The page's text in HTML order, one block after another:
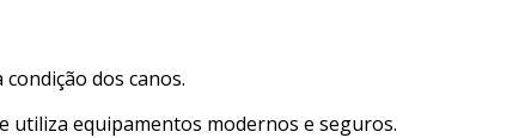
dos canos.
utiliza equipamentos modernos e seguros.